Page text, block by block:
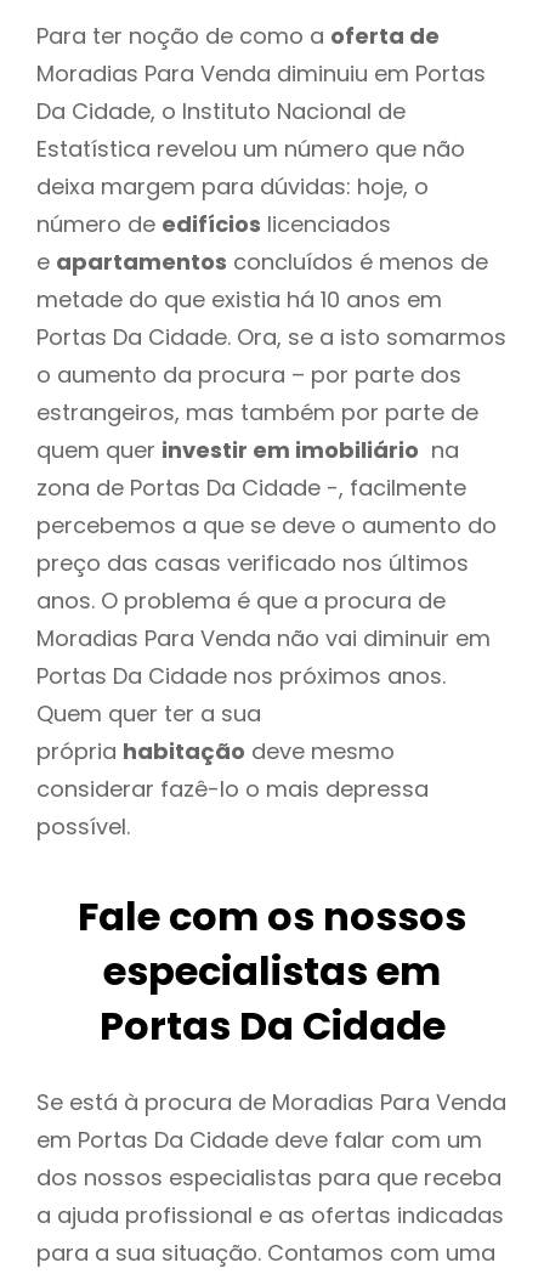
Para ter noção de como a oferta de
Moradias Para Venda diminuiu em Portas
Da Cidade, o Instituto Nacional de
Estatística revelou um número que não
deixa margem para dúvidas: hoje, o
número de edifícios licenciados
e apartamentos concluídos é menos de
metade do que existia há 10 anos em
Portas Da Cidade. Ora, se a isto somarmos
o aumento da procura – por parte dos
estrangeiros, mas também por parte de
quem quer investir em imobiliário na
zona de Portas Da Cidade -, facilmente
percebemos a que se deve o aumento do
preço das casas verificado nos últimos
anos. O problema é que a procura de
Moradias Para Venda não vai diminuir em
Portas Da Cidade nos próximos anos.
Quem quer ter a sua
própria habitação deve mesmo
considerar fazê-lo o mais depressa
possível.
Fale com os nossos
especialistas em
Portas Da Cidade
Se está à procura de Moradias Para Venda
em Portas Da Cidade deve falar com um
dos nossos especialistas para que receba
a ajuda profissional e as ofertas indicadas
para a sua situação. Contamos com uma